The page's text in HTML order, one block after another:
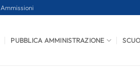
Ammissioni
PUBBLICA AMMINISTRAZIONE